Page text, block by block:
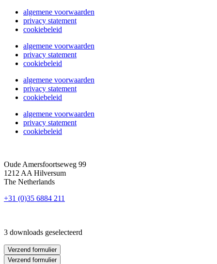
algemene voorwaarden
privacy statement
cookiebeleid
algemene voorwaarden
privacy statement
cookiebeleid
algemene voorwaarden
privacy statement
cookiebeleid
algemene voorwaarden
privacy statement
cookiebeleid
Oude Amersfoortseweg 99
1212 AA Hilversum
The Netherlands
+31 (0)35 6884 211
3 downloads geselecteerd
Verzend formulier
Verzend formulier